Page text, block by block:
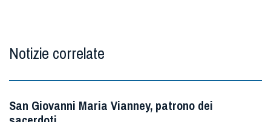
Notizie correlate
San Giovanni Maria Vianney, patrono dei